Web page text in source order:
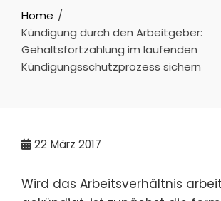
Home
Kündigung durch den Arbeitgeber:
Gehaltsfortzahlung im laufenden
Kündigungsschutzprozess sichern
22 März 2017
Wird das Arbeitsverhältnis